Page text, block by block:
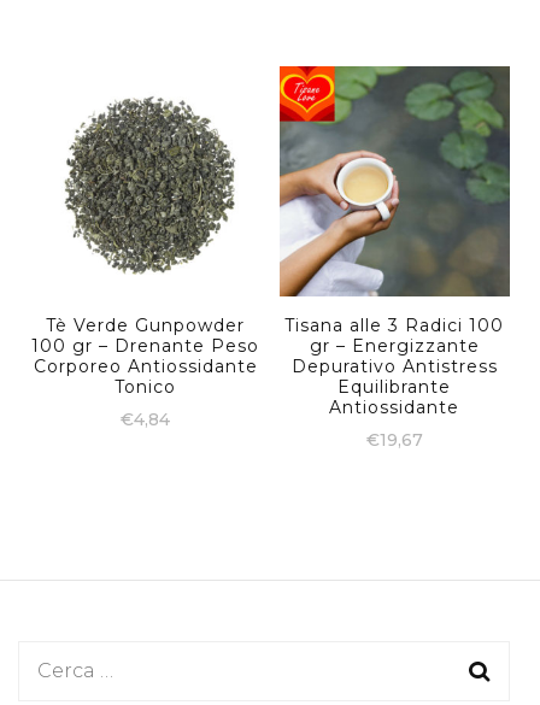
Tè Verde Gunpowder
100 gr – Drenante Peso
Corporeo Antiossidante
Tonico
€4,84
Tisana alle 3 Radici 100
gr – Energizzante
Depurativo Antistress
Equilibrante
Antiossidante
€19,67
Ricerca